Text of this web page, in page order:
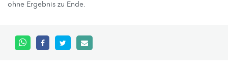
ohne Ergebnis zu Ende.